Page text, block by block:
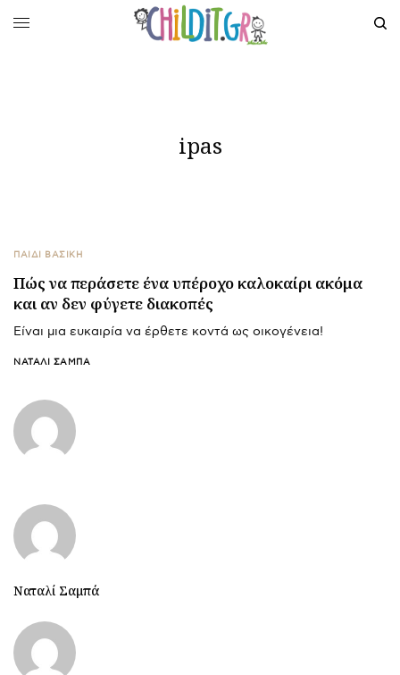
ipas
ΠΑΙΔΙ ΒΑΣΙΚΉ
Πώς να περάσετε ένα υπέροχο καλοκαίρι ακόμα
και αν δεν φύγετε διακοπές
Είναι μια ευκαιρία να έρθετε κοντά ως οικογένεια!
ΝΑΤΑΛΊ ΣΑΜΠΆ
Ναταλί Σαμπά